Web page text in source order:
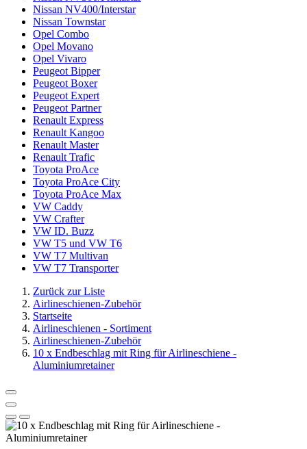
Nissan NV400/Interstar
Nissan Townstar
Opel Combo
Opel Movano
Opel Vivaro
Peugeot Bipper
Peugeot Boxer
Peugeot Expert
Peugeot Partner
Renault Express
Renault Kangoo
Renault Master
Renault Trafic
Toyota ProAce
Toyota ProAce City
Toyota ProAce Max
VW Caddy
VW Crafter
VW ID. Buzz
VW T5 und VW T6
VW T7 Multivan
VW T7 Transporter
Zurück zur Liste
Airlineschienen-Zubehör
Startseite
Airlineschienen - Sortiment
Airlineschienen-Zubehör
10 x Endbeschlag mit Ring für Airlineschiene -
Aluminiumretainer